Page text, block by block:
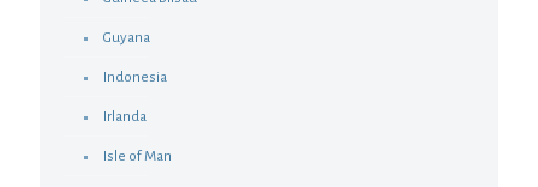
Guyana
Indonesia
Irlanda
Isle of Man